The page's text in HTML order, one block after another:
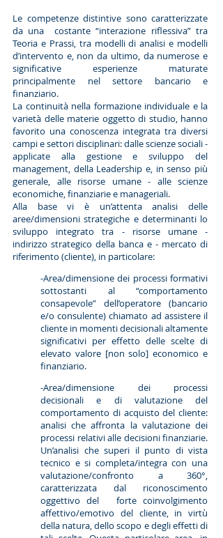
Le competenze distintive sono caratterizzate
da una costante “interazione riflessiva” tra
Teoria e Prassi, tra modelli di analisi e modelli
d’intervento e, non da ultimo, da numerose e
significative esperienze maturate
principalmente nel settore bancario e
finanziario.
La continuità nella formazione individuale e la
varietà delle materie oggetto di studio, hanno
favorito una conoscenza integrata tra diversi
campi e settori disciplinari: dalle scienze sociali -
applicate alla gestione e sviluppo del
management, della Leadership e, in senso più
generale, alle risorse umane - alle scienze
economiche, finanziarie e manageriali.
Alla base vi è un’attenta analisi delle
aree/dimensioni strategiche e determinanti lo
sviluppo integrato tra - risorse umane -
indirizzo strategico della banca e - mercato di
riferimento (cliente), in particolare:
-Area/dimensione dei processi formativi
sottostanti al “comportamento
consapevole” dell’operatore (bancario
e/o consulente) chiamato ad assistere il
cliente in momenti decisionali altamente
significativi per effetto delle scelte di
elevato valore [non solo] economico e
finanziario.
-Area/dimensione dei processi
decisionali e di valutazione del
comportamento di acquisto del cliente:
analisi che affronta la valutazione dei
processi relativi alle decisioni finanziarie.
Un’analisi che superi il punto di vista
tecnico e si completa/integra con una
valutazione/confronto a 360°,
caratterizzata dal riconoscimento
oggettivo del forte coinvolgimento
affettivo/emotivo del cliente, in virtù
della natura, dello scopo e degli effetti di